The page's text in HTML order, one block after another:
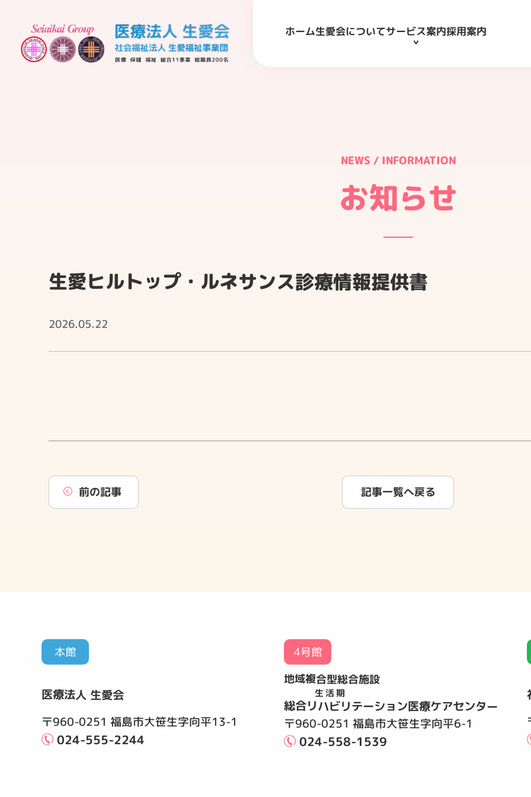
ホーム生愛会についてサービス案内採用案内
NEWS / INFORMATION
お知らせ
生愛ヒルトップ・ルネサンス診療情報提供書
2026.05.22
前の記事 記事一覧へ戻る
本館
医療法人 生愛会
〒960-0251 福島市大笹生字向平13-1
024-555-2244
4号館
地域複合型総合施設
生活期
総合リハビリテーション医療ケアセンター
〒960-0251 福島市大笹生字向平6-1
024-558-1539